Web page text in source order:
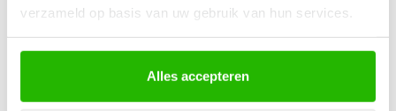
verzameld op basis van uw gebruik van hun services.
Alles accepteren
Datenschutzerklärung
Cookie-Erklärung
Kontakt